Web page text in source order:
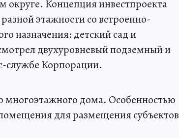
Концепция инвестпроекта
этажности со встроенно-
назначения: детский сад и
двухуровневый подземный и
службе Корпорации.
многоэтажного дома. Особенностью
для размещения субъектов